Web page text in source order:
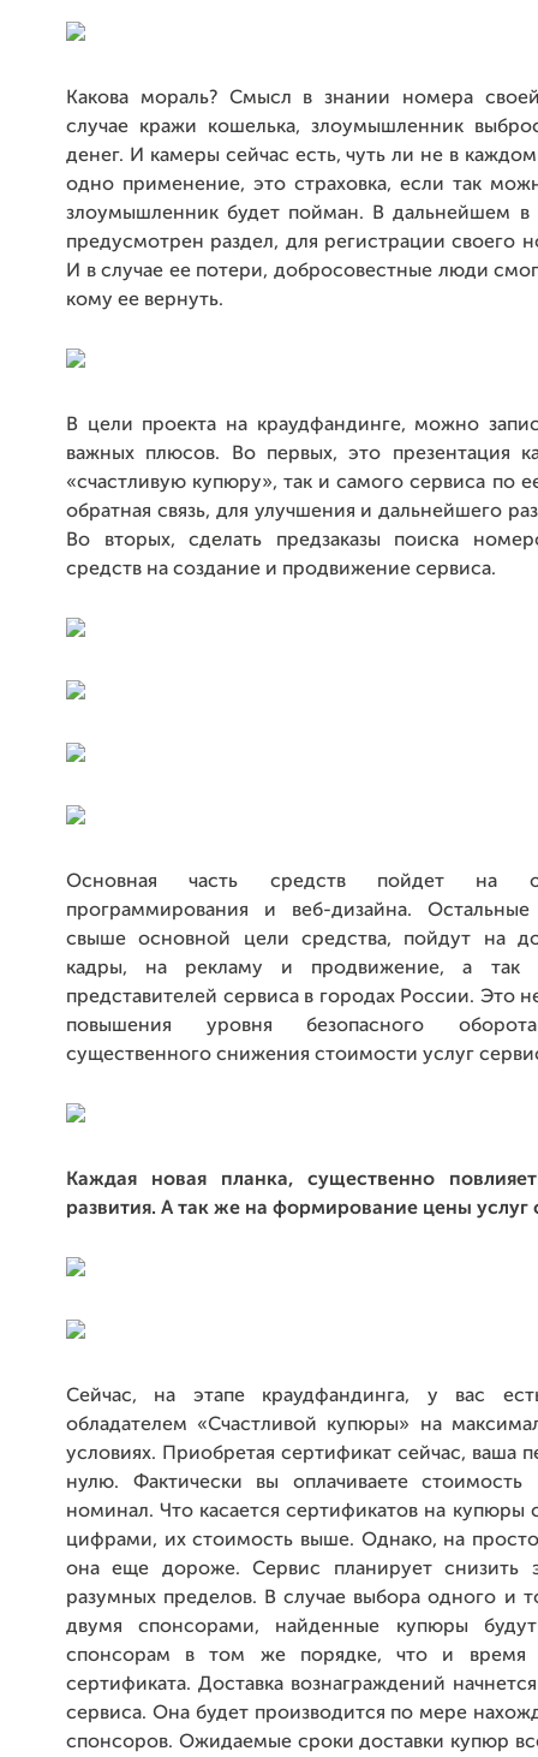
Какова мораль? Смысл в знании номера
случае кражи кошелька, злоумышленник
денег. И камеры сейчас есть, чуть ли не в
одно применение, это страховка, если так
злоумышленник будет пойман. В дальнейшем в
предусмотрен раздел, для регистрации своего
И в случае ее потери, добросовестные люди
кому ее вернуть.
В цели проекта на краудфандинге, можно
важных плюсов. Во первых, это презентация
«счастливую купюру», так и самого сервиса по
обратная связь, для улучшения и дальнейшего
Во вторых, сделать предзаказы поиска
средств на создание и продвижение сервиса.
Основная часть средств пойдет на
программирования и веб-дизайна.
свыше основной цели средства, пойдут на
кадры, на рекламу и продвижение, а
представителей сервиса в городах России. Это
повышения уровня безопасного
существенного снижения стоимости услуг
Каждая новая планка, существенно
развития. А так же на формирование цены услуг
Сейчас, на этапе краудфандинга, у вас
обладателем «Счастливой купюры» на
условиях. Приобретая сертификат сейчас, ваша
нулю. Фактически вы оплачиваете
номинал. Что касается сертификатов на купюры
цифрами, их стоимость выше. Однако, на
она еще дороже. Сервис планирует снизить
разумных пределов. В случае выбора одного и
двумя спонсорами, найденные купюры будут
спонсорам в том же порядке, что и время
сертификата. Доставка вознаграждений
сервиса. Она будет производится по мере
спонсоров. Ожидаемые сроки доставки купюр